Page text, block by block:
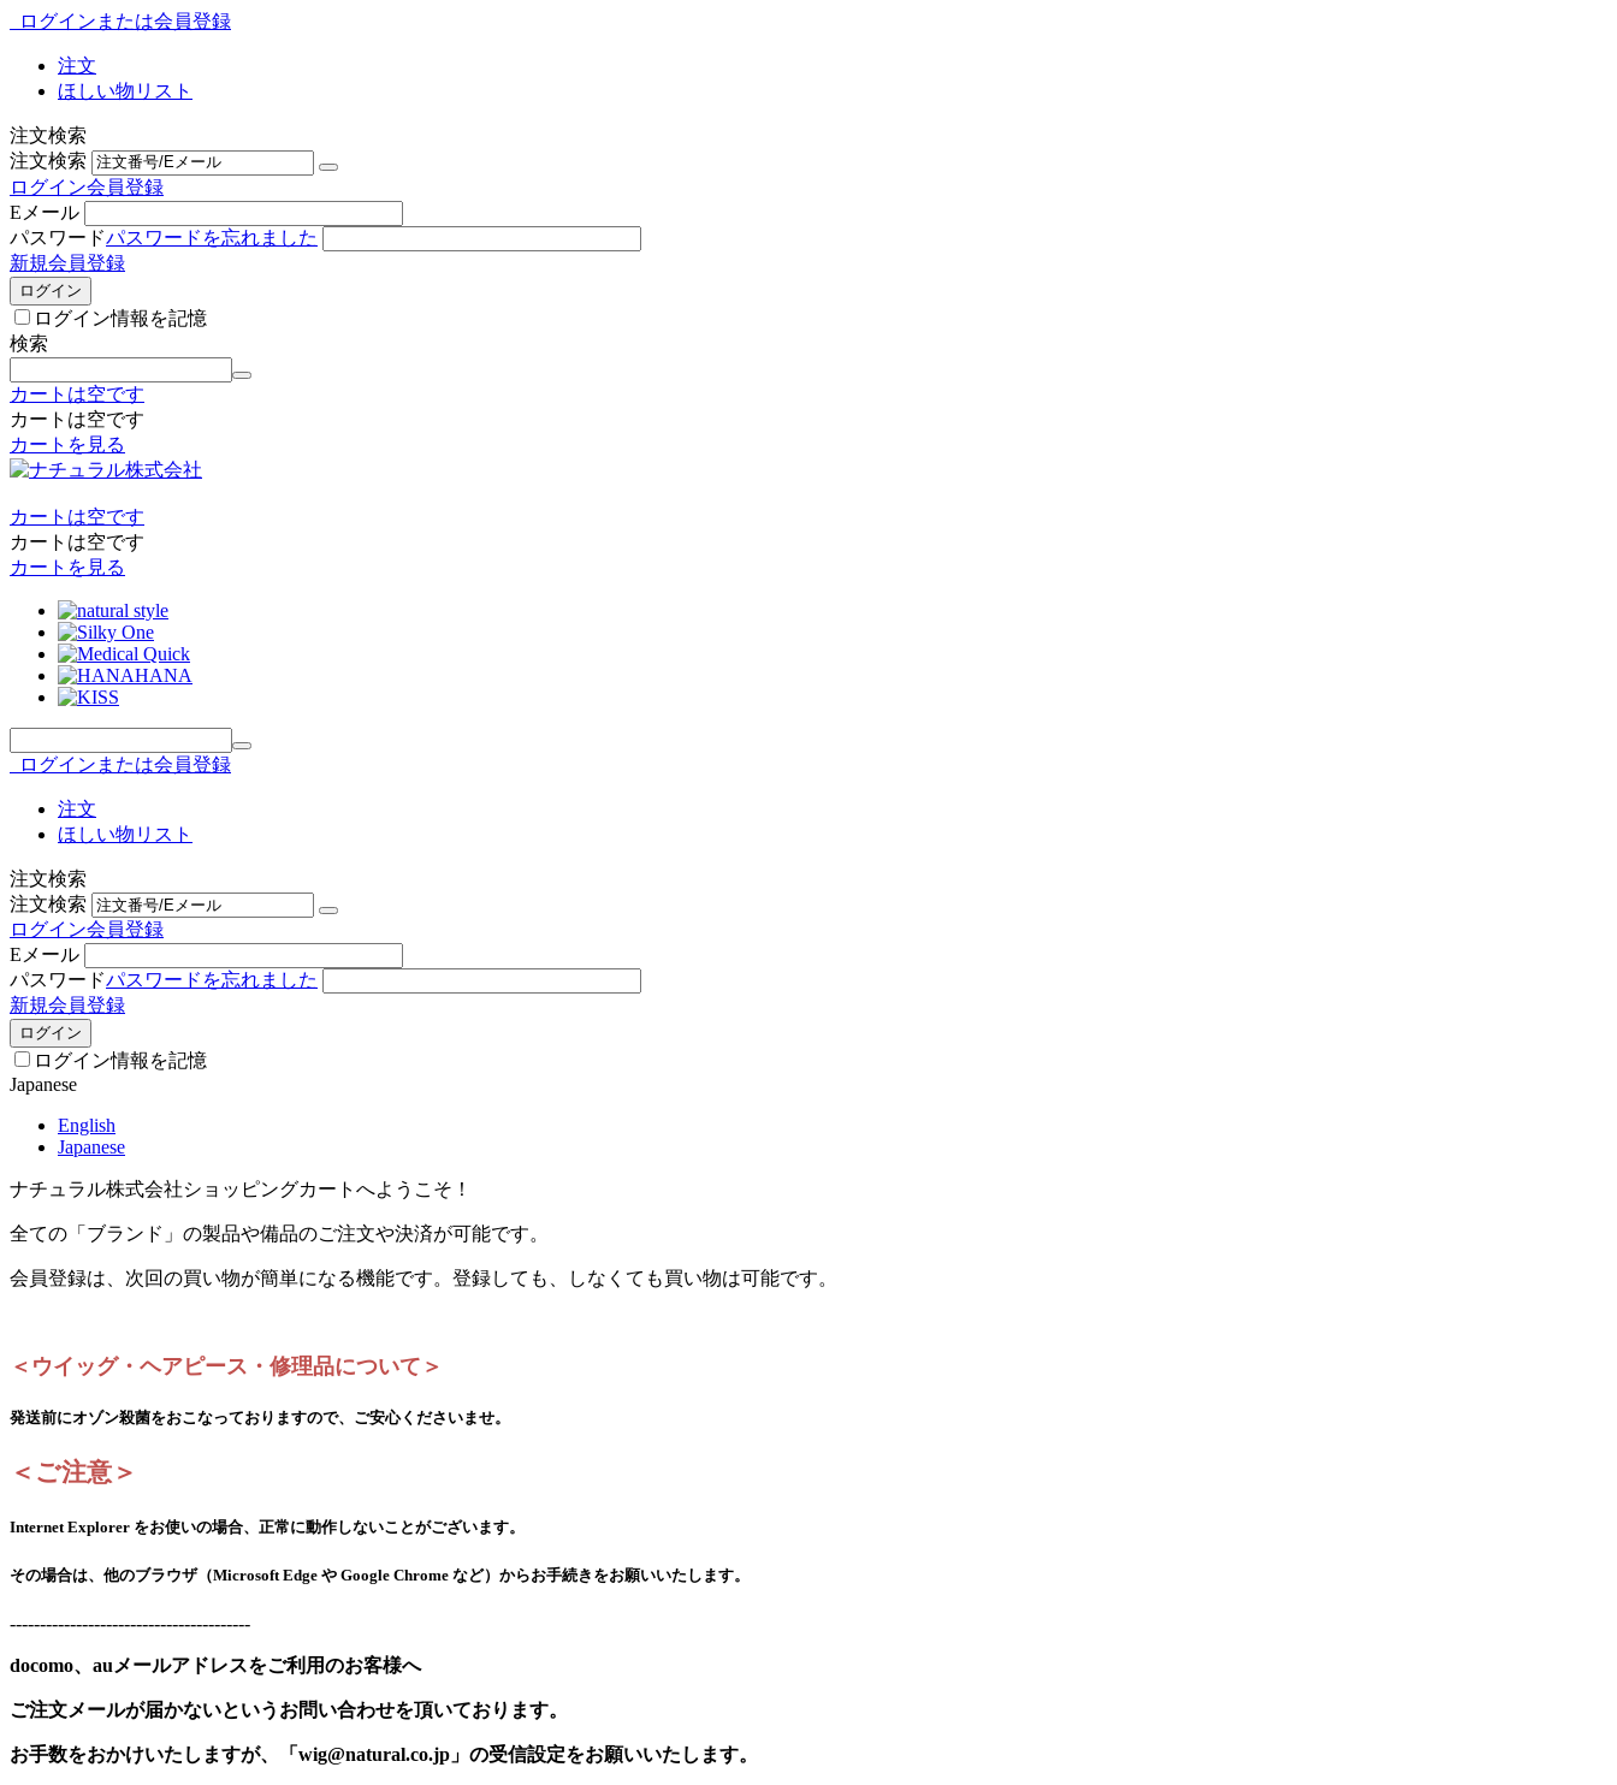
ログインまたは会員登録
注文
ほしい物リスト
注文検索
注文検索
ログイン会員登録
Eメール
パスワードパスワードを忘れました
新規会員登録
ログイン
ログイン情報を記憶
検索
カートは空です
カートは空です
カートを見る
カートは空です
カートは空です
カートを見る
ログインまたは会員登録
注文
ほしい物リスト
注文検索
注文検索
ログイン会員登録
Eメール
パスワードパスワードを忘れました
新規会員登録
ログイン
ログイン情報を記憶
Japanese
English
Japanese
ナチュラル株式会社ショッピングカートへようこそ！
全ての「ブランド」の製品や備品のご注文や決済が可能です。
会員登録は、次回の買い物が簡単になる機能です。登録しても、しなくても買い物は可能です。
＜ウイッグ・ヘアピース・修理品について＞
発送前にオゾン殺菌をおこなっておりますので、ご安心くださいませ。
＜ご注意＞
Internet Explorer をお使いの場合、正常に動作しないことがございます。
その場合は、他のブラウザ（Microsoft Edge や Google Chrome など）からお手続きをお願いいたします。
----------------------------------------
docomo、auメールアドレスをご利用のお客様へ
ご注文メールが届かないというお問い合わせを頂いております。
お手数をおかけいたしますが、「wig@natural.co.jp」の受信設定をお願いいたします。